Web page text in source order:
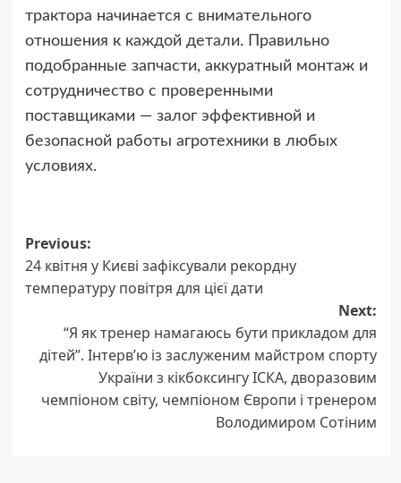
трактора начинается с внимательного
отношения к каждой детали. Правильно
подобранные запчасти, аккуратный монтаж и
сотрудничество с проверенными
поставщиками — залог эффективной и
безопасной работы агротехники в любых
условиях.
Post
navigation
Previous:
24 квітня у Києві зафіксували рекордну
температуру повітря для цієї дати
Next:
“Я як тренер намагаюсь бути прикладом для
дітей”. Інтерв’ю із заслуженим майстром спорту
України з кікбоксингу ІСКА, дворазовим
чемпіоном світу, чемпіоном Європи і тренером
Володимиром Сотіним